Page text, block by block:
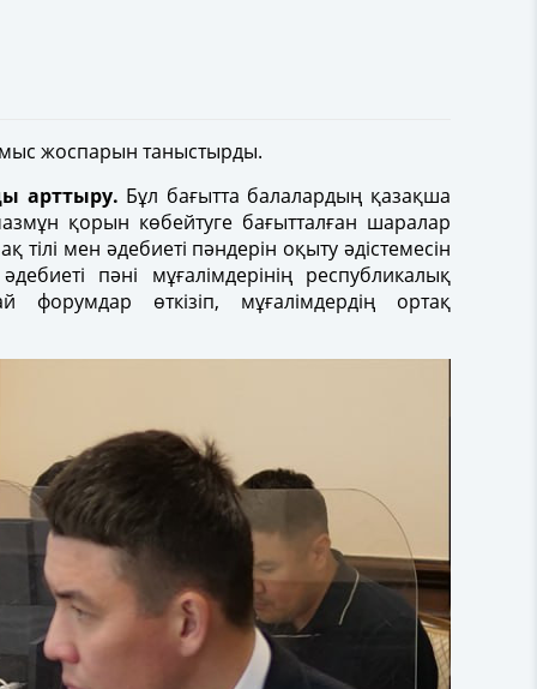
жоспарын таныстырды.
арттыру. Бұл бағытта балалардың қазақша
қорын көбейтуге бағытталған шаралар
тілі мен әдебиеті пәндерін оқыту әдістемесін
пәні мұғалімдерінің республикалық
өткізіп, мұғалімдердің ортақ